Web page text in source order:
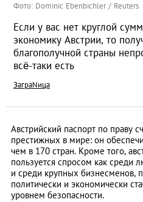
Фото: Dominic Ebenbichler / Reuters
Если у вас нет круглой
экономику Австрии, то
благополучной страны
всё-таки есть
ЗаграNица
Австрийский паспорт по праву
престижных в мире: он
чем в 170 стран. Кроме того,
пользуется спросом как среди
и среди крупных бизнесменов,
политически и экономически
уровнем безопасности.